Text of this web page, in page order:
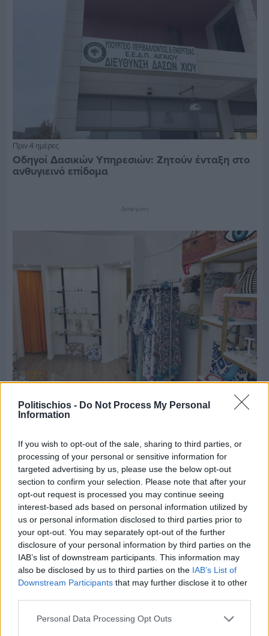
Politischios - Do Not Process My Personal
Information
If you wish to opt-out of the sale, sharing to third parties, or
processing of your personal or sensitive information for
targeted advertising by us, please use the below opt-out
section to confirm your selection. Please note that after your
opt-out request is processed you may continue seeing
interest-based ads based on personal information utilized by
us or personal information disclosed to third parties prior to
your opt-out. You may separately opt-out of the further
disclosure of your personal information by third parties on the
IAB’s list of downstream participants. This information may
also be disclosed by us to third parties on the IAB’s List of
Downstream Participants that may further disclose it to other
Personal Data Processing Opt Outs
Πριν 4 ημέρες
Οδηγοί Δασικών Υπηρεσιών: Ζητούν ένταξη στο
ανθυγιεινό επίδομα
Διαφήμιση
Πριν 5 ημέρες
Clementine Chios